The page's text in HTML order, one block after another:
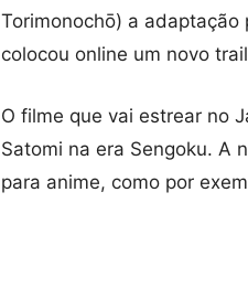
Torimonochō) a
colocou online um novo
O filme que vai estrear no
Satomi na era Sengoku. A
para anime, como por